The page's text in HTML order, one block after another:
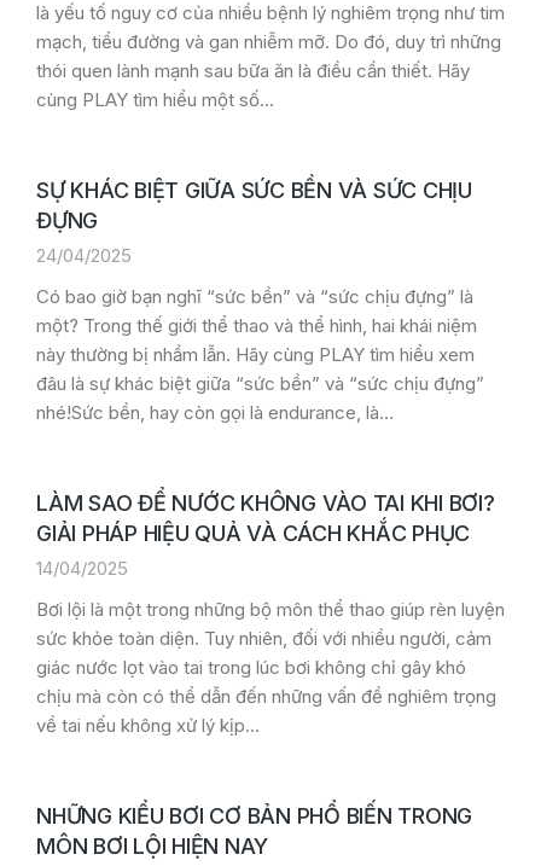
là yếu tố nguy cơ của nhiều bệnh lý nghiêm trọng như tim
mạch, tiểu đường và gan nhiễm mỡ. Do đó, duy trì những
thói quen lành mạnh sau bữa ăn là điều cần thiết. Hãy
cùng PLAY tìm hiểu một số…
SỰ KHÁC BIỆT GIỮA SỨC BỀN VÀ SỨC CHỊU
ĐỰNG
24/04/2025
Có bao giờ bạn nghĩ “sức bền” và “sức chịu đựng” là
một? Trong thế giới thể thao và thể hình, hai khái niệm
này thường bị nhầm lẫn. Hãy cùng PLAY tìm hiểu xem
đâu là sự khác biệt giữa “sức bền” và “sức chịu đựng”
nhé!Sức bền, hay còn gọi là endurance, là…
LÀM SAO ĐỂ NƯỚC KHÔNG VÀO TAI KHI BƠI?
GIẢI PHÁP HIỆU QUẢ VÀ CÁCH KHẮC PHỤC
14/04/2025
Bơi lội là một trong những bộ môn thể thao giúp rèn luyện
sức khỏe toàn diện. Tuy nhiên, đối với nhiều người, cảm
giác nước lọt vào tai trong lúc bơi không chỉ gây khó
chịu mà còn có thể dẫn đến những vấn đề nghiêm trọng
về tai nếu không xử lý kịp…
NHỮNG KIỂU BƠI CƠ BẢN PHỔ BIẾN TRONG
MÔN BƠI LỘI HIỆN NAY